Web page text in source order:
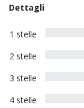
Dettagli
1 stelle
2 stelle
3 stelle
4 stelle